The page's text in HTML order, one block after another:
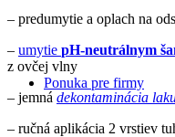
Ponuka pre firmy
– predumytie a oplach na
– umytie pH-neutrálnym
z ovčej vlny
– jemná dekontaminácia
– ručná aplikácia 2 vrstiev